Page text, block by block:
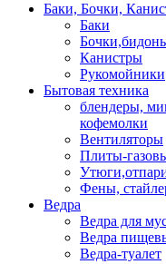
Баки, Бочки,
Баки
Канистры
Рукомойники
Бытовая техника
блендеры,
кофемолки
Вентиляторы
Плиты-
Фены,
Ведра
Ведра для
Ведра
Ведра-туалет